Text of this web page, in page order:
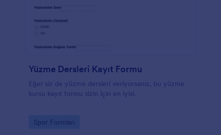
Yüzme Dersleri Kayıt Formu
Eğer siz de yüzme dersleri veriyorsanız, bu yüzme
kursu kayıt formu sizin için en iyisi.
Go to Category:
Spor Formları